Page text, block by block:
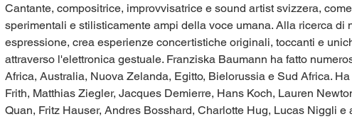
Cantante, compositrice, improvvisatrice e sound artist svizzera,
sperimentali e stilisticamente ampi della voce umana. Alla ricerca di
espressione, crea esperienze concertistiche originali, toccanti e
attraverso l'elettronica gestuale. Franziska Baumann ha fatto
Africa, Australia, Nuova Zelanda, Egitto, Bielorussia e Sud Africa.
Frith, Matthias Ziegler, Jacques Demierre, Hans Koch, Lauren
Quan, Fritz Hauser, Andres Bosshard, Charlotte Hug, Lucas Niggli